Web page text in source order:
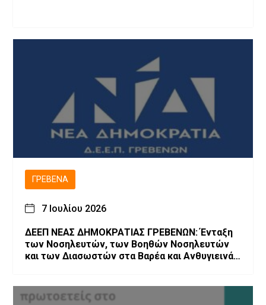
ΓΡΕΒΕΝΆ
7 Ιουλίου 2026
ΔΕΕΠ ΝΕΑΣ ΔΗΜΟΚΡΑΤΙΑΣ ΓΡΕΒΕΝΩΝ: Ένταξη
των Νοσηλευτών, των Βοηθών Νοσηλευτών
και των Διασωστών στα Βαρέα και Ανθυγιεινά